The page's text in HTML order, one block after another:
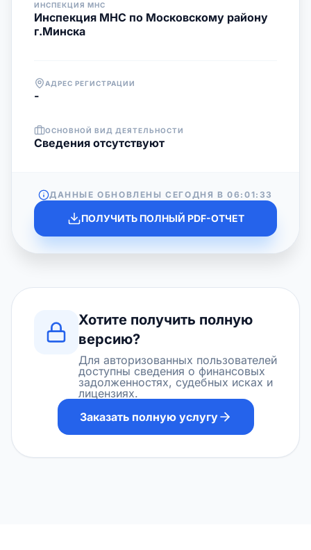
ИНСПЕКЦИЯ МНС
Инспекция МНС по Московскому району
г.Минска
АДРЕС РЕГИСТРАЦИИ
-
ОСНОВНОЙ ВИД ДЕЯТЕЛЬНОСТИ
Cведения отсутствуют
ДАННЫЕ ОБНОВЛЕНЫ СЕГОДНЯ В06:01:33
ПОЛУЧИТЬ ПОЛНЫЙ PDF-ОТЧЕТ
Хотите получить полную
версию?
Для авторизованных пользователей
доступны сведения о финансовых
задолженностях, судебных исках и
лицензиях.
Заказать полную услугу